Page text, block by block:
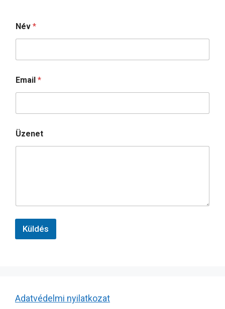
Név *
Email *
Üzenet
Küldés
Adatvédelmi nyilatkozat